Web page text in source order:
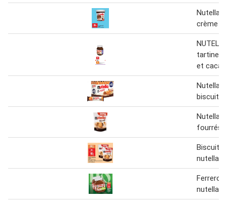
Nutella
crème
tartiner
et
Nutella
biscuits
Nutella
fourrés
Biscuits
nutella
Ferrero
nutella